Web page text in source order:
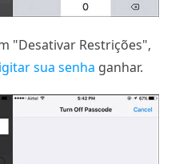
"Desativar Restrições",
sua senha ganhar.